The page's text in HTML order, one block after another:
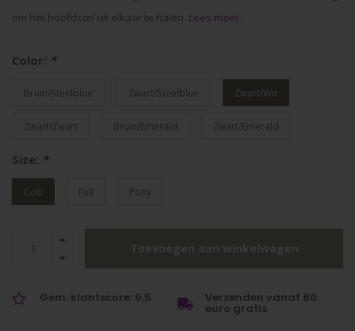
om het hoofdstel uit elkaar te halen. Lees meer..
Color: *
Bruin/Steelblue Zwart/Steelblue Zwart/Wit
Zwart/Zwart Bruin/Emerald Zwart/Emerald
Size: *
Cob Full Pony
Gem. klantscore: 9,5 Verzenden vanaf 60
euro gratis